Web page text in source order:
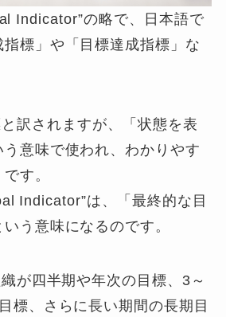
Indicator”の略で、日本語で
標」や「目標達成指標」な
訳されますが、「状態を表
意味で使われ、わかりやす
す。
Indicator”は、「最終的な目
う意味になるのです。
が四半期や年次の目標、3～
標、さらに長い期間の長期目